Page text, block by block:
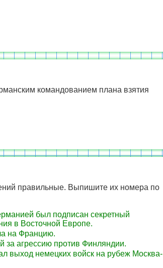
командованием плана взятия
правильные. Выпишите их номера по
был подписан секретный
в Восточной Европе.
на Францию.
агрессию против Финляндии.
выход немецких войск на рубеж Москва-